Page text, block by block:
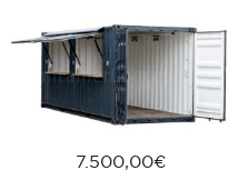
7.500,00€